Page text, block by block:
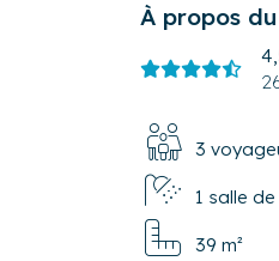
À propos
3
1 salle
39 m²